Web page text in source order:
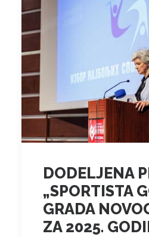
DODELJENA
„SPORTISTA
GRADA
ZA 2025.